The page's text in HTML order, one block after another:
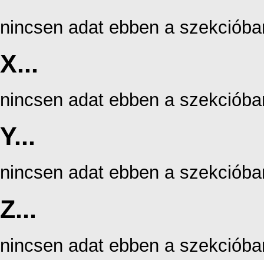
nincsen adat ebben a
X...
nincsen adat ebben a
Y...
nincsen adat ebben a
Z...
nincsen adat ebben a